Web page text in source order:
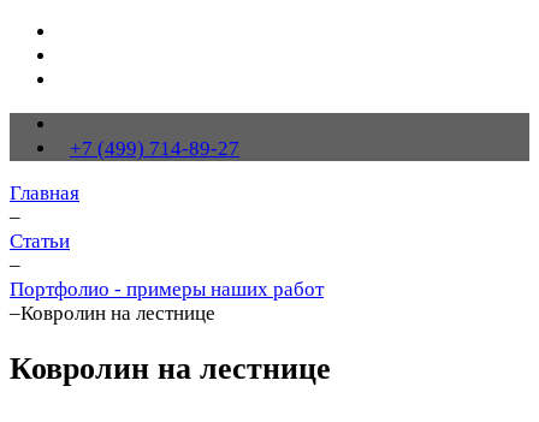
+7 (499) 714-89-27
Главная
–
Статьи
–
Портфолио - примеры наших работ
–Ковролин на лестнице
Ковролин на лестнице